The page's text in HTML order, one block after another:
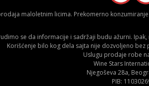
maloletnim licima. Prekomerno
se da informacije i sadržaji budu ažurni.
Korišćenje bilo kog dela sajta nije dozvoljeno
Uslugu prodaje robe
Wine Stars
Njegoševa 28a,
PIB: